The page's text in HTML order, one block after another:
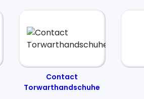
Contact
Torwarthandschuhe